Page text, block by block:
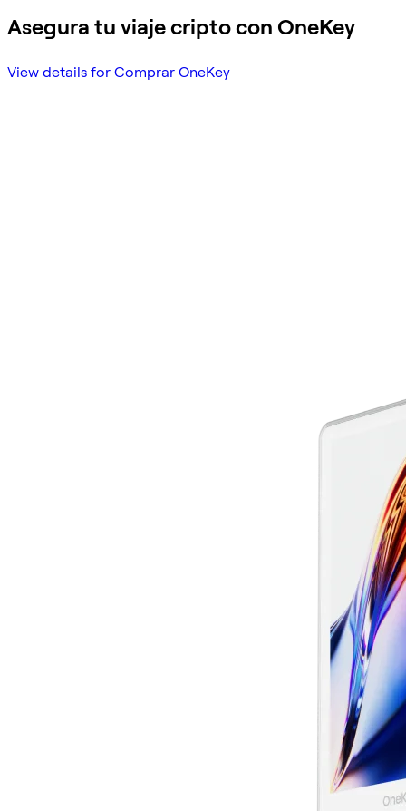
Asegura tu viaje cripto con OneKey
View details for Comprar OneKey